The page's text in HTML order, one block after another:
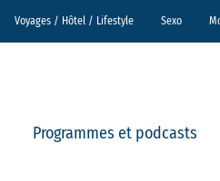
Voyages / Hôtel / Lifestyle Sexo
Programmes et podcasts